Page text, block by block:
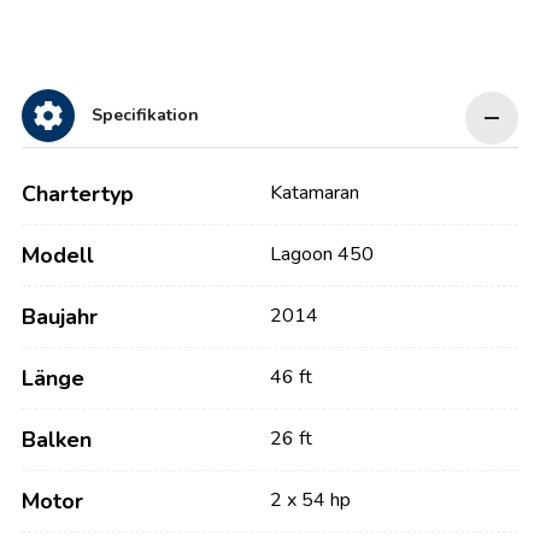
Specifikation
Chartertyp Katamaran
Modell Lagoon 450
Baujahr 2014
Länge 46 ft
Balken 26 ft
Motor 2 x 54 hp